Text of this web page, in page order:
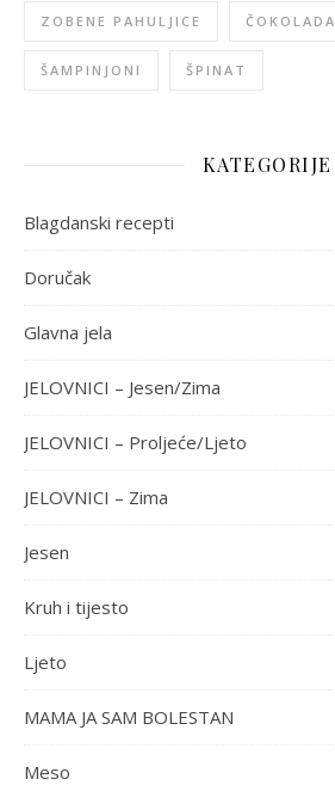
ZOBENE PAHULJICE ČOKOLADA
ŠAMPINJONI ŠPINAT
KATEGORIJE
Blagdanski recepti
Doručak
Glavna jela
JELOVNICI – Jesen/Zima
JELOVNICI – Proljeće/Ljeto
JELOVNICI – Zima
Jesen
Kruh i tijesto
Ljeto
MAMA JA SAM BOLESTAN
Meso